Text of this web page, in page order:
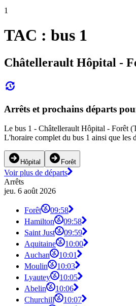
1
TAC : bus 1
Châtellerault Hôpital -
Arrêts et prochains départs
Le bus 1 - Châtellerault Hôpital - Forêt
L'horaire complet du bus 1 ainsi que les
Hôpital Forêt
Voir plus de départs
Arrêts
jeu. 6 août 2026
Forêt
09:58
Hamilton
09:58
Saint Just
09:59
Aquitaine
10:00
Auchan
10:01
Moulin
10:03
Lyautey
10:05
Abelin
10:06
Churchill
10:07